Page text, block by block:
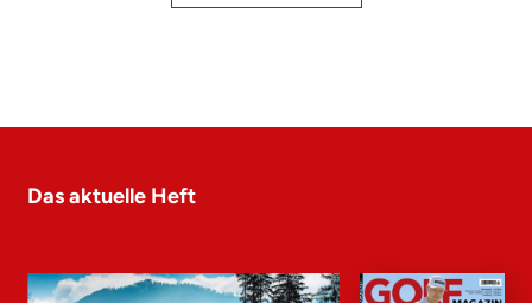
Das aktuelle Heft